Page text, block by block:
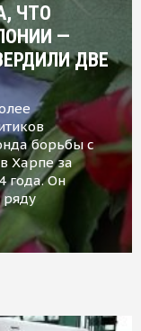
ЧТО
—
ДВЕ
борьбы с
Харпе за
года. Он
ряду